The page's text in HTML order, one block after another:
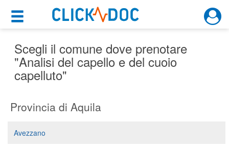
×
Motore di ricerca
×
Cosa possiamo offrirti
Per i pazienti
Ricerca specialisti
Consulti online
Scegli il comune dove prenotare
"Analisi del capello e del cuoio
capelluto"
Provincia di Aquila
Avezzano